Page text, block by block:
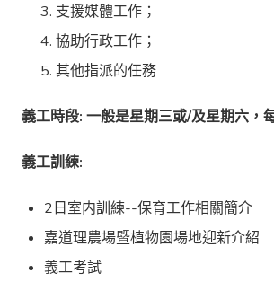
支援媒體工作；
協助行政工作；
其他指派的任務
義工時段: 一般是星期三或/及星期六，
義工訓練:
2日室内訓練--保育工作相關簡介
嘉道理農場暨植物園場地迎新介紹
義工考試